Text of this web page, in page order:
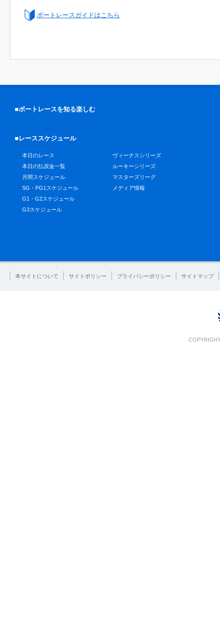
ボートレースガイドはこちら
■ボートレースを知る楽しむ
■レーススケジュール
本日のレース
本日の払戻金一覧
月間スケジュール
SG・PG1スケジュール
G1・G2スケジュール
G3スケジュール
ヴィーナスシリーズ
ルーキーシリーズ
マスターズリーグ
メディア情報
本サイトについて サイトポリシー プライバシーポリシー サイトマップ